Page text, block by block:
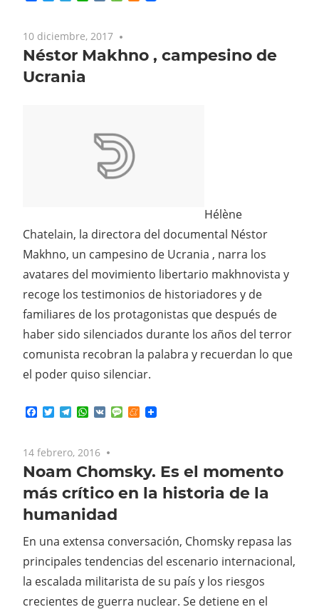
10 diciembre, 2017
Néstor Makhno , campesino de
Ucrania
Hélène
Chatelain, la directora del documental Néstor
Makhno, un campesino de Ucrania , narra los
avatares del movimiento libertario makhnovista y
recoge los testimonios de historiadores y de
familiares de los protagonistas que después de
haber sido silenciados durante los años del terror
comunista recobran la palabra y recuerdan lo que
el poder quiso silenciar.
Facebook
TwitterTelegram
WhatsApp
VK MessageMeneame
14 febrero, 2016
Noam Chomsky. Es el momento
más crítico en la historia de la
humanidad
En una extensa conversación, Chomsky repasa las
principales tendencias del escenario internacional,
la escalada militarista de su país y los riesgos
crecientes de guerra nuclear. Se detiene en el